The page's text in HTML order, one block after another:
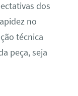
dos
no
técnica
peça, seja